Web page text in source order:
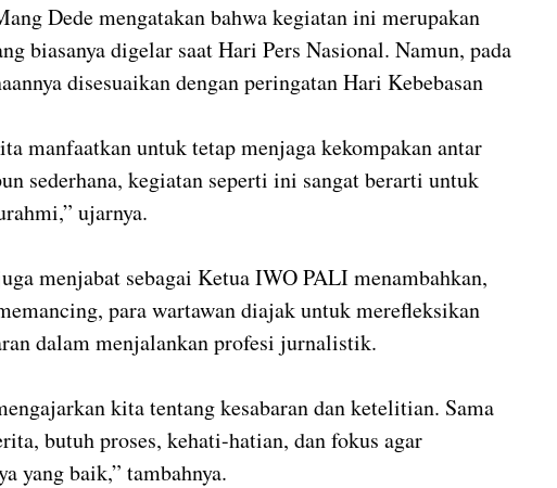
Dede mengatakan bahwa kegiatan ini merupakan
biasanya digelar saat Hari Pers Nasional. Namun, pada
disesuaikan dengan peringatan Hari Kebebasan
manfaatkan untuk tetap menjaga kekompakan antar
sederhana, kegiatan seperti ini sangat berarti untuk
ujarnya.
menjabat sebagai Ketua IWO PALI menambahkan,
para wartawan diajak untuk merefleksikan
dalam menjalankan profesi jurnalistik.
kita tentang kesabaran dan ketelitian. Sama
butuh proses, kehati-hatian, dan fokus agar
yang baik,” tambahnya.